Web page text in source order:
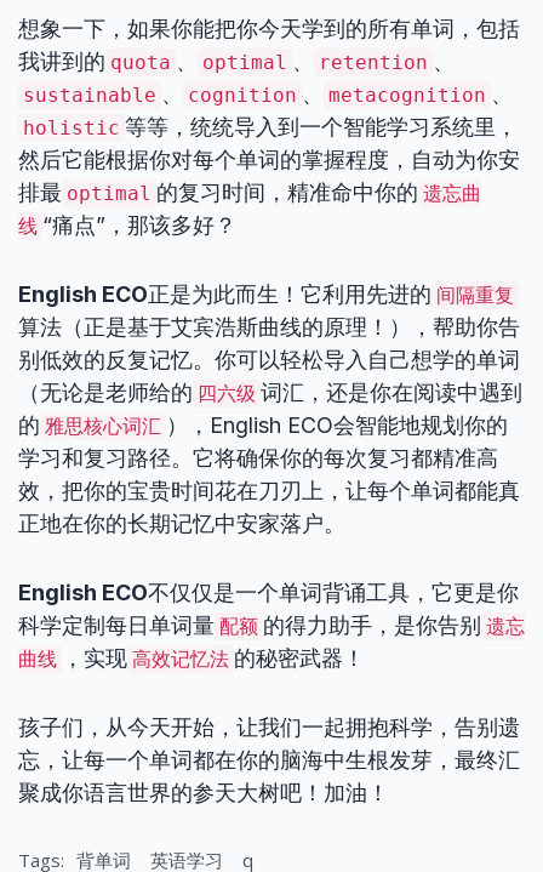
想象一下，如果你能把你今天学到的所有单词，包括
我讲到的 quota 、 optimal 、 retention 、
sustainable 、 cognition 、 metacognition 、
holistic 等等，统统导入到一个智能学习系统里，
然后它能根据你对每个单词的掌握程度，自动为你安
排最 optimal 的复习时间，精准命中你的 遗忘曲
线 “痛点”，那该多好？
English ECO正是为此而生！它利用先进的 间隔重复
算法（正是基于艾宾浩斯曲线的原理！），帮助你告
别低效的反复记忆。你可以轻松导入自己想学的单词
（无论是老师给的 四六级 词汇，还是你在阅读中遇到
的 雅思核心词汇 ），English ECO会智能地规划你的
学习和复习路径。它将确保你的每次复习都精准高
效，把你的宝贵时间花在刀刃上，让每个单词都能真
正地在你的长期记忆中安家落户。
English ECO不仅仅是一个单词背诵工具，它更是你
科学定制每日单词量 配额 的得力助手，是你告别 遗忘
曲线
，实现 高效记忆法 的秘密武器！
孩子们，从今天开始，让我们一起拥抱科学，告别遗
忘，让每一个单词都在你的脑海中生根发芽，最终汇
聚成你语言世界的参天大树吧！加油！
Tags: 背单词 英语学习 q